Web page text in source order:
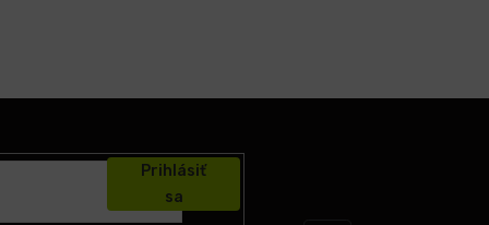
Prihlásiť
sa